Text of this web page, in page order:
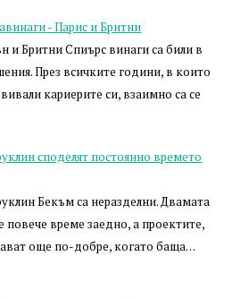
- Парис и Бритни
и Бритни Спиърс винаги са били в
През всичките години, в които
кариерите си, взаимно са се
споделят постоянно времето
Бекъм са неразделни. Двамата
повече време заедно, а проектите,
още по-добре, когато баща…